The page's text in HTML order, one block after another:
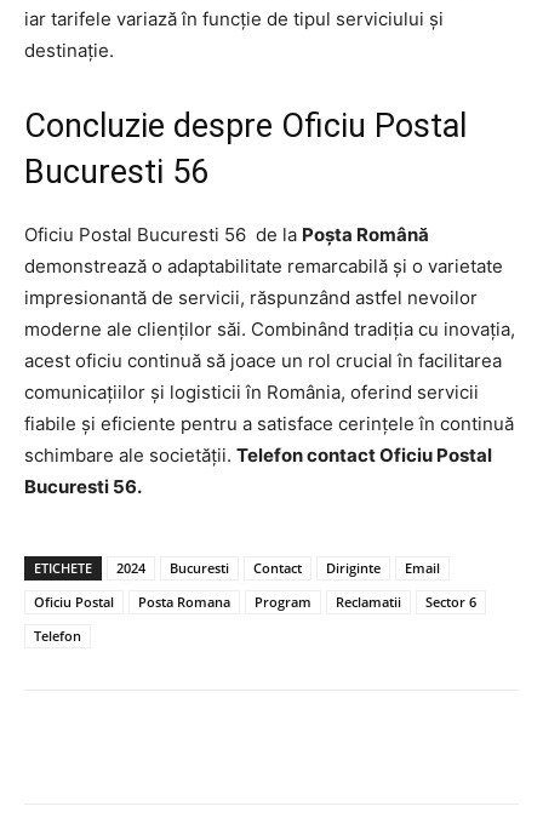
iar tarifele variază în funcție de tipul serviciului și
destinație.
Concluzie despre Oficiu Postal
Bucuresti 56
Oficiu Postal Bucuresti 56 de la Poșta Română
demonstrează o adaptabilitate remarcabilă și o varietate
impresionantă de servicii, răspunzând astfel nevoilor
moderne ale clienților săi. Combinând tradiția cu inovația,
acest oficiu continuă să joace un rol crucial în facilitarea
comunicațiilor și logisticii în România, oferind servicii
fiabile și eficiente pentru a satisface cerințele în continuă
schimbare ale societății. Telefon contact Oficiu Postal
Bucuresti 56.
ETICHETE 2024 Bucuresti Contact Diriginte
Email
Oficiu Postal
Posta Romana Program Reclamatii
Sector 6
Telefon